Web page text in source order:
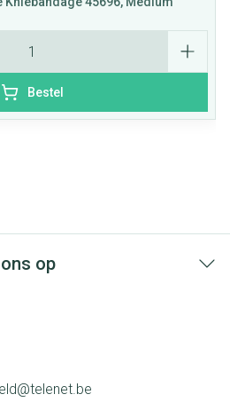
Bestel
op
telenet.be